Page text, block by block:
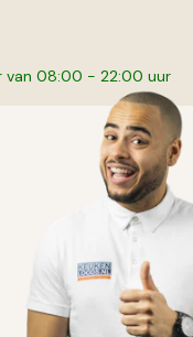
van 08:00 - 22:00 uur